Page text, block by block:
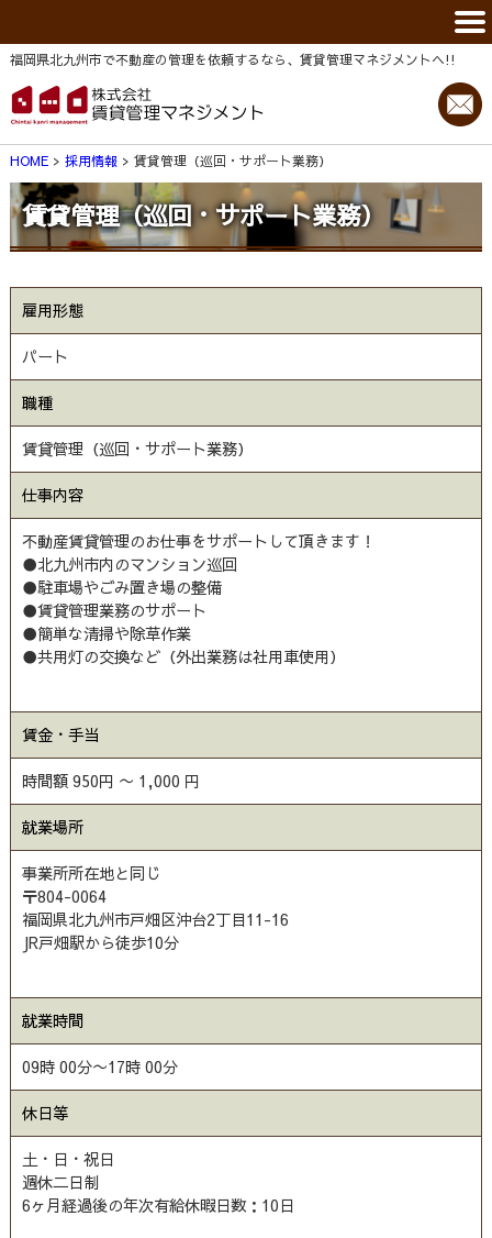
福岡県北九州市で不動産の管理を依頼するなら、賃貸管理マネジメントヘ!!
HOME 採用情報 賃貸管理（巡回・サポート業務）
賃貸管理（巡回・サポート業務）
雇用形態
パート
職種
賃貸管理（巡回・サポート業務）
仕事内容
不動産賃貸管理のお仕事をサポートして頂きます！
●北九州市内のマンション巡回
●駐車場やごみ置き場の整備
●賃貸管理業務のサポート
●簡単な清掃や除草作業
●共用灯の交換など（外出業務は社用車使用）
賃金・手当
時間額 950円 〜 1,000 円
就業場所
事業所所在地と同じ
〒804-0064
福岡県北九州市戸畑区沖台2丁目11-16
JR戸畑駅から徒歩10分
就業時間
09時 00分〜17時 00分
休日等
土・日・祝日
週休二日制
6ヶ月経過後の年次有給休暇日数：10日